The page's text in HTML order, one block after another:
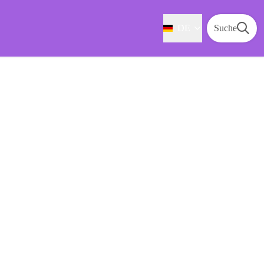
Suche